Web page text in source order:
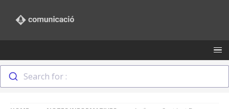
Search for :